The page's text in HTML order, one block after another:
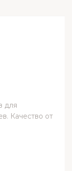
для
Качество от